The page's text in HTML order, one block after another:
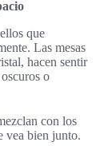
que
Las mesas
hacen sentir
o
con los
vea bien junto.